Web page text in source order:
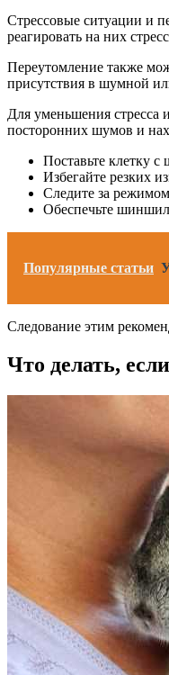
Стрессовые ситуации и
реагировать на них
Переутомление также
присутствия в шумной
Для уменьшения стресса
посторонних шумов и
Поставьте клетку
Избегайте резких
Следите за
Обеспечьте
Популярные статьи
Следование этим
Что делать,